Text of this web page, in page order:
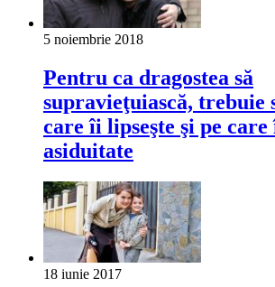
5 noiembrie 2018
Pentru ca dragostea să
supravieţuiască, trebuie
care îi lipseşte şi pe
asiduitate
18 iunie 2017